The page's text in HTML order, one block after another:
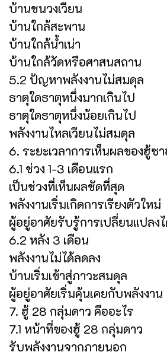
บ้านชนวงเวียน
บ้านใกล้สะพาน
บ้านใกล้น้ำเน่า
บ้านใกล้วัดหรือศาสนสถาน
5.2 ปัญหาพลังงานไม่สมดุล
ธาตุใดธาตุหนึ่งมากเกินไป
ธาตุใดธาตุหนึ่งน้อยเกินไป
พลังงานไหลเวียนไม่สมดุล
6. ระยะเวลาการเห็นผลของฮู้ซ
6.1 ช่วง 1-3 เดือนแรก
เป็นช่วงที่เห็นผลชัดที่สุด
พลังงานเริ่มเกิดการเรียงตัวใหม่
ผู้อยู่อาศัยรับรู้การเปลี่ยนแปลง
6.2 หลัง 3 เดือน
พลังงานไม่ได้ลดลง
บ้านเริ่มเข้าสู่ภาวะสมดุล
ผู้อยู่อาศัยเริ่มคุ้นเคยกับพลังงาน
7. ฮู้ 28 กลุ่มดาว คืออะไร
7.1 หน้าที่ของฮู้ 28 กลุ่มดาว
รับพลังงานจากภายนอก